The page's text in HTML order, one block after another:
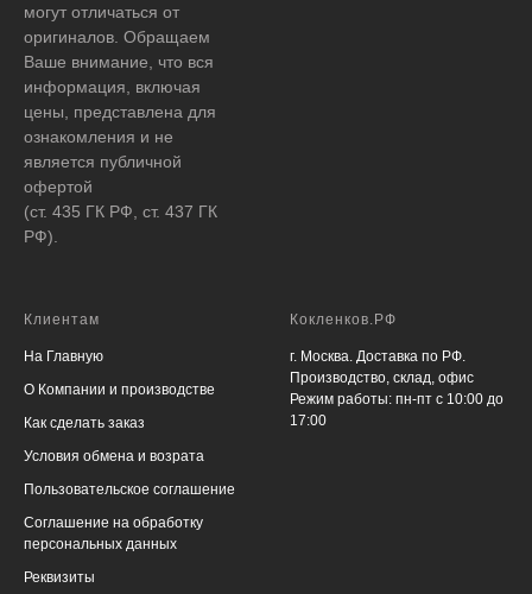
могут отличаться от
оригиналов. Обращаем
Ваше внимание, что вся
информация, включая
цены, представлена для
ознакомления и не
является публичной
офертой
(ст. 435 ГК РФ, ст. 437 ГК
РФ).
Клиентам
На Главную
О Компании и производстве
Как сделать заказ
Условия обмена и возрата
Пользовательское соглашение
Соглашение на обработку
персональных данных
Реквизиты
Кокленков.РФ
г. Москва. Доставка по РФ.
Производство, склад, офис
Режим работы: пн-пт с 10:00 до
17:00